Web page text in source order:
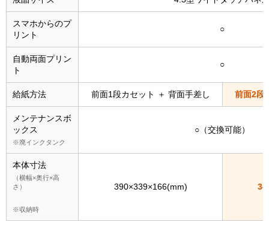
スマホからのプ
リント
○
自動両面プリン
ト
○
給紙方法 前面1段カセット ＋ 背面手差し 前面2段
メンテナンスボ
ックス
※廃インクタンク
○（交換可能）
本体寸法
（横幅×奥行×高
さ）
※収納時
390×339×166(mm)